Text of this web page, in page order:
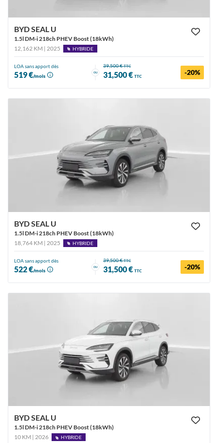
BYD SEAL U
1.5l DM-i 218ch PHEV Boost (18kWh)
12,162 KM | 2025
HYBRIDE
LOA sans apport dès
519 €/mois
ou
39,500 €TTC
31,500 € TTC -20%
BYD SEAL U
1.5l DM-i 218ch PHEV Boost (18kWh)
18,764 KM | 2025
HYBRIDE
LOA sans apport dès
522 €/mois
ou
39,500 €TTC
31,500 € TTC -20%
BYD SEAL U
1.5l DM-i 218ch PHEV Boost (18kWh)
10 KM | 2026
HYBRIDE